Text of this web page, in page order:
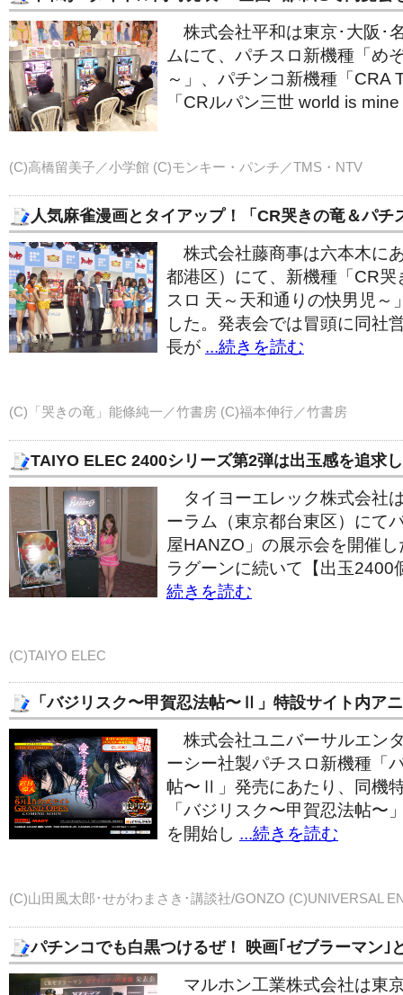
株式会社平和は東京･大阪･
ムにて、パチスロ新機種「め
～」、パチンコ新機種「CRA
「CRルパン三世 world is mine
(C)高橋留美子／小学館 (C)モンキー・パンチ／TMS・NTV
人気麻雀漫画とタイアップ！「CR哭きの竜＆パチ
株式会社藤商事は六本木に
都港区）にて、新機種「CR
スロ 天～天和通りの快男児～
した。発表会では冒頭に同社
長が ...続きを読む
(C)「哭きの竜」能條純一／竹書房 (C)福本伸行／竹書房
TAIYO ELEC 2400シリーズ第2弾は出玉感を追求
タイヨーエレック株式会社
ーラム（東京都台東区）にて
屋HANZO」の展示会を開催
ラグーンに続いて【出玉
続きを読む
(C)TAIYO ELEC
「バジリスク〜甲賀忍法帖〜Ⅱ」特設サイト内ア
株式会社ユニバーサルエン
ーシー社製パチスロ新機種「
帖〜Ⅱ」発売にあたり、同機
「バジリスク〜甲賀忍法帖〜
を開始し ...続きを読む
(C)山田風太郎･せがわまさき･講談社/GONZO (C)UNIVERSAL
パチンコでも白黒つけるぜ！ 映画｢ゼブラーマン｣
マルホン工業株式会社は東